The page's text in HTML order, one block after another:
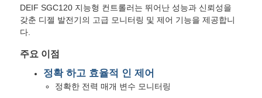
DEIF SGC120 지능형 컨트롤러는 뛰어난 성능과 신뢰성을
갖춘 디젤 발전기의 고급 모니터링 및 제어 기능을 제공합니
다.
주요 이점
정확 하고 효율적 인 제어
정확한 전력 매개 변수 모니터링